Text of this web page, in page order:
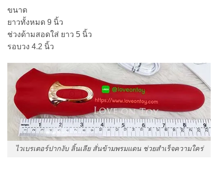
ขนาด
ยาวทั้งหมด 9 นิ้ว
ช่วงด้ามสอดใส่ ยาว 5 นิ้ว
รอบวง 4.2 นิ้ว
ไวเบรเตอร์ปากงับ ลิ้นเลีย สั่นข้ามพรมแดน ช่วยสำเร็จความใคร่